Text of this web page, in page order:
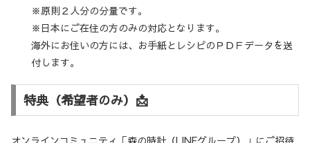
※原則２人分の分量です。
※日本にご在住の方のみの対応となります。
海外にお住いの方には、お手紙とレシピのＰＤＦデータを送
付します。
特典（希望者のみ）📩
オンラインコミュニティ「森の時計（LINEグループ）」にご招待